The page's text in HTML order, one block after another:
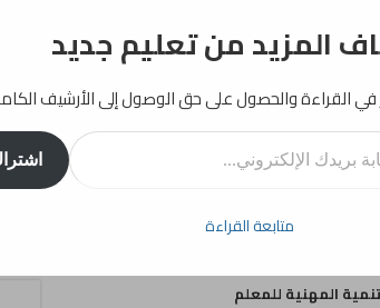
بيداغوجيا
المهنية للمعلم
المزيد من تعليم جديد
في القراءة والحصول على حق الوصول إلى الأرشيف
متابعة القراءة